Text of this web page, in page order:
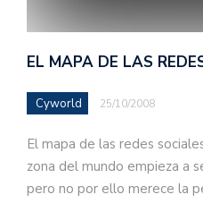
EL MAPA DE LAS
Cyworld 25/10/2008
El mapa de las redes
zona del mundo empieza a
pero no por ello merece la